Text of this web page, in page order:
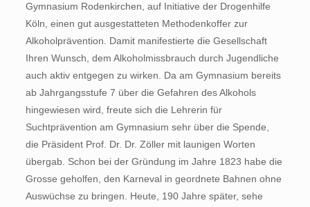
Gymnasium Rodenkirchen, auf Initiative der Drogenhilfe
Köln, einen gut ausgestatteten Methodenkoffer zur
Alkoholprävention. Damit manifestierte die Gesellschaft
Ihren Wunsch, dem Alkoholmissbrauch durch Jugendliche
auch aktiv entgegen zu wirken. Da am Gymnasium bereits
ab Jahrgangsstufe 7 über die Gefahren des Alkohols
hingewiesen wird, freute sich die Lehrerin für
Suchtprävention am Gymnasium sehr über die Spende,
die Präsident Prof. Dr. Dr. Zöller mit launigen Worten
übergab. Schon bei der Gründung im Jahre 1823 habe die
Grosse geholfen, den Karneval in geordnete Bahnen ohne
Auswüchse zu bringen. Heute, 190 Jahre später, sehe